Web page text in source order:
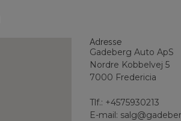
Adresse
Gadeberg Auto ApS
Nordre Kobbelvej 5
7000 Fredericia
Tlf.: +4575930213
E-mail: